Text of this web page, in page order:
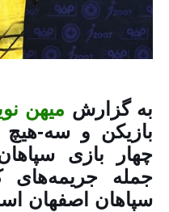
به گزارش میهن
بازیکن و سه‌-هیچ
چهار بازی
جمله جریمه‌های
سپاهان اصفهان